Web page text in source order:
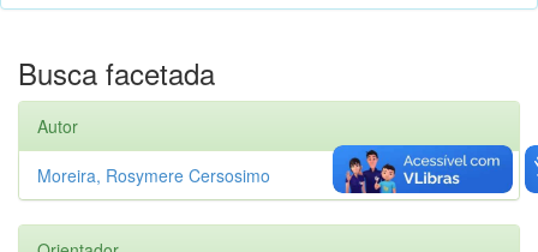
Busca facetada
Autor
1
Moreira, Rosymere Cersosimo